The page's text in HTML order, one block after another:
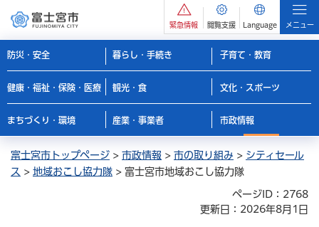
緊急情報 閲覧支援 Language メニュー
防災・安全 暮らし・手続き 子育て・教育
健康・福祉・保険・医療 観光・食 文化・スポーツ
まちづくり・環境 産業・事業者 市政情報
富士宮市トップページ > 市政情報 > 市の取り組み > シティセール
ス > 地域おこし協力隊 > 富士宮市地域おこし協力隊
ページID：2768
更新日：2026年8月1日